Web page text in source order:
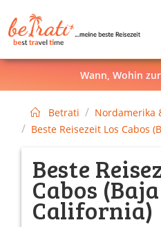
Betrati Nordamerika
Beste Reisezeit Los Cabos
Beste
Cabos (Baja
California)
Wann, Wohin